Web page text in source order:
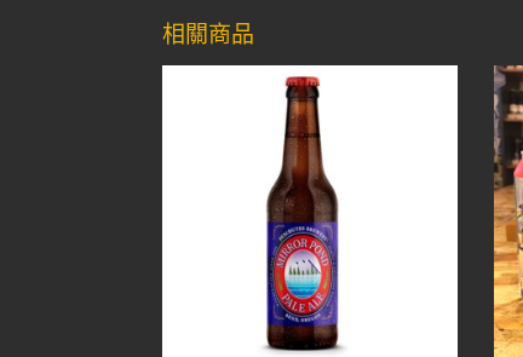
相關商品